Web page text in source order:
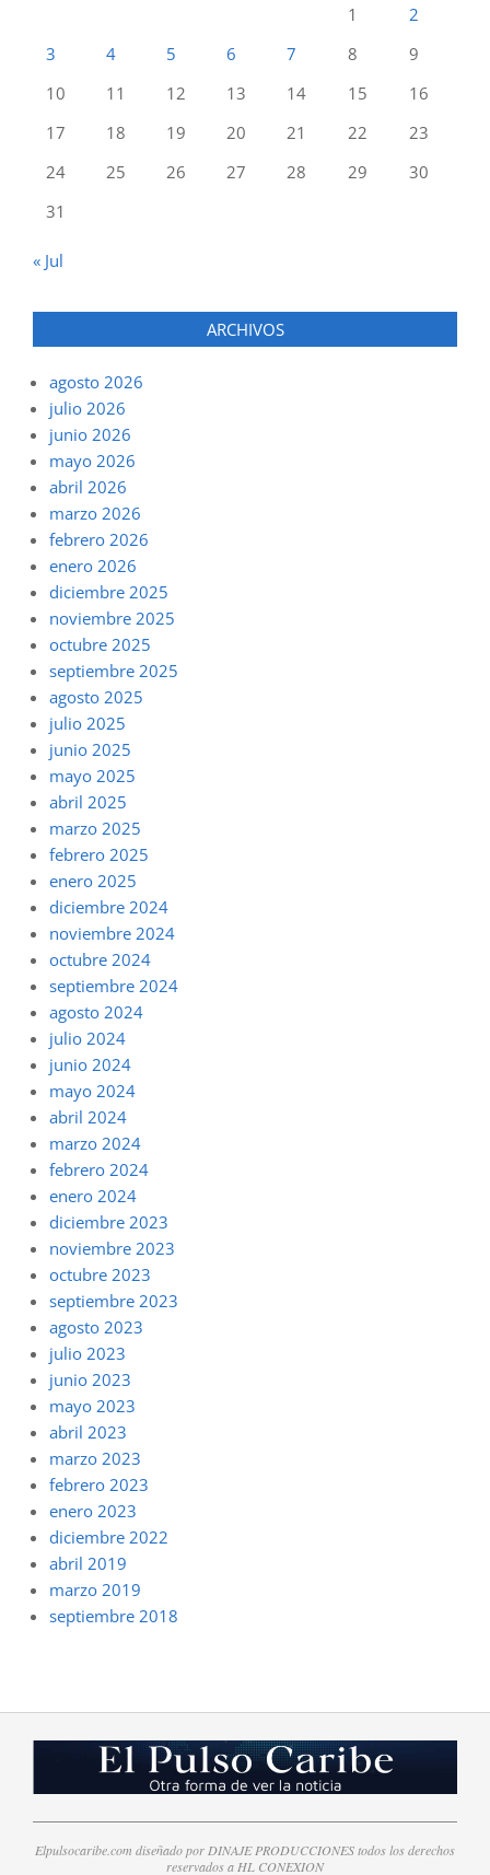
1
2
3
4 5 6 7 8
9
10
11 12 13 14 15
16
17
18 19 20 21 22
23
24
25 26 27 28 29
30
31
« Jul
ARCHIVOS
agosto 2026
julio 2026
junio 2026
mayo 2026
abril 2026
marzo 2026
febrero 2026
enero 2026
diciembre 2025
noviembre 2025
octubre 2025
septiembre 2025
agosto 2025
julio 2025
junio 2025
mayo 2025
abril 2025
marzo 2025
febrero 2025
enero 2025
diciembre 2024
noviembre 2024
octubre 2024
septiembre 2024
agosto 2024
julio 2024
junio 2024
mayo 2024
abril 2024
marzo 2024
febrero 2024
enero 2024
diciembre 2023
noviembre 2023
octubre 2023
septiembre 2023
agosto 2023
julio 2023
junio 2023
mayo 2023
abril 2023
marzo 2023
febrero 2023
enero 2023
diciembre 2022
abril 2019
marzo 2019
septiembre 2018
Elpulsocaribe.com diseñado por DINAJE PRODUCCIONES todos los derechos
reservados a HL CONEXION